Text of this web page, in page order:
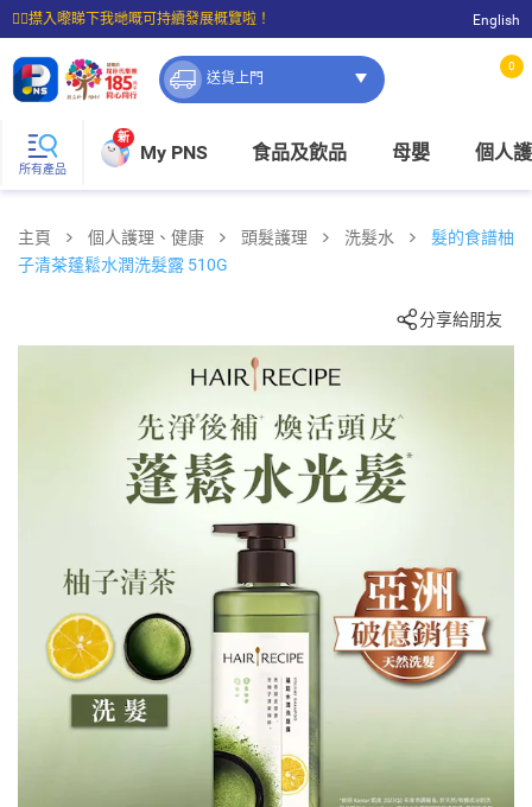
☝🏼㩒入嚟睇下我哋嘅可持續發展概覽啦！
⭐購物滿$399即享免費送貨；滿$100即可免費店取。
English
送貨上門
0
所有產品
新
My PNS 食品及飲品 母嬰 個人
主頁 個人護理、健康 頭髮護理 洗髮水
髮的食譜柚
子清茶蓬鬆水潤洗髮露 510G
分享給朋友